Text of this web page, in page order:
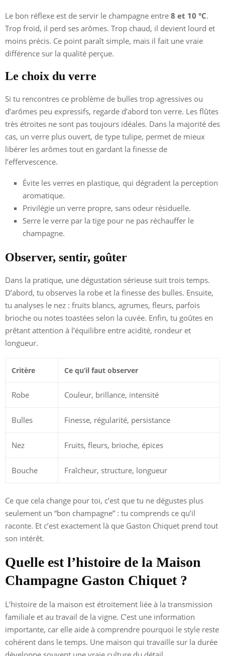
Le bon réflexe est de servir le champagne entre 8 et 10 °C.
Trop froid, il perd ses arômes. Trop chaud, il devient lourd et
moins précis. Ce point paraît simple, mais il fait une vraie
différence sur la qualité perçue.
Le choix du verre
Si tu rencontres ce problème de bulles trop agressives ou
d’arômes peu expressifs, regarde d’abord ton verre. Les flûtes
très étroites ne sont pas toujours idéales. Dans la majorité des
cas, un verre plus ouvert, de type tulipe, permet de mieux
libérer les arômes tout en gardant la finesse de
l’effervescence.
Évite les verres en plastique, qui dégradent la perception
aromatique.
Privilégie un verre propre, sans odeur résiduelle.
Serre le verre par la tige pour ne pas réchauffer le
champagne.
Observer, sentir, goûter
Dans la pratique, une dégustation sérieuse suit trois temps.
D’abord, tu observes la robe et la finesse des bulles. Ensuite,
tu analyses le nez : fruits blancs, agrumes, fleurs, parfois
brioche ou notes toastées selon la cuvée. Enfin, tu goûtes en
prêtant attention à l’équilibre entre acidité, rondeur et
longueur.
Critère Ce qu’il faut observer
Robe Couleur, brillance, intensité
Bulles Finesse, régularité, persistance
Nez Fruits, fleurs, brioche, épices
Bouche Fraîcheur, structure, longueur
Ce que cela change pour toi, c’est que tu ne dégustes plus
seulement un “bon champagne” : tu comprends ce qu’il
raconte. Et c’est exactement là que Gaston Chiquet prend tout
son intérêt.
Quelle est l’histoire de la Maison
Champagne Gaston Chiquet ?
L’histoire de la maison est étroitement liée à la transmission
familiale et au travail de la vigne. C’est une information
importante, car elle aide à comprendre pourquoi le style reste
cohérent dans le temps. Une maison qui travaille sur la durée